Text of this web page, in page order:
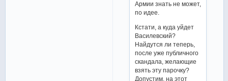
Армии знать не может,
по идее.
Кстати, а куда уйдет
Василевский?
Найдутся ли теперь,
после уже публичного
скандала, желающие
взять эту парочку?
Допустим, на этот